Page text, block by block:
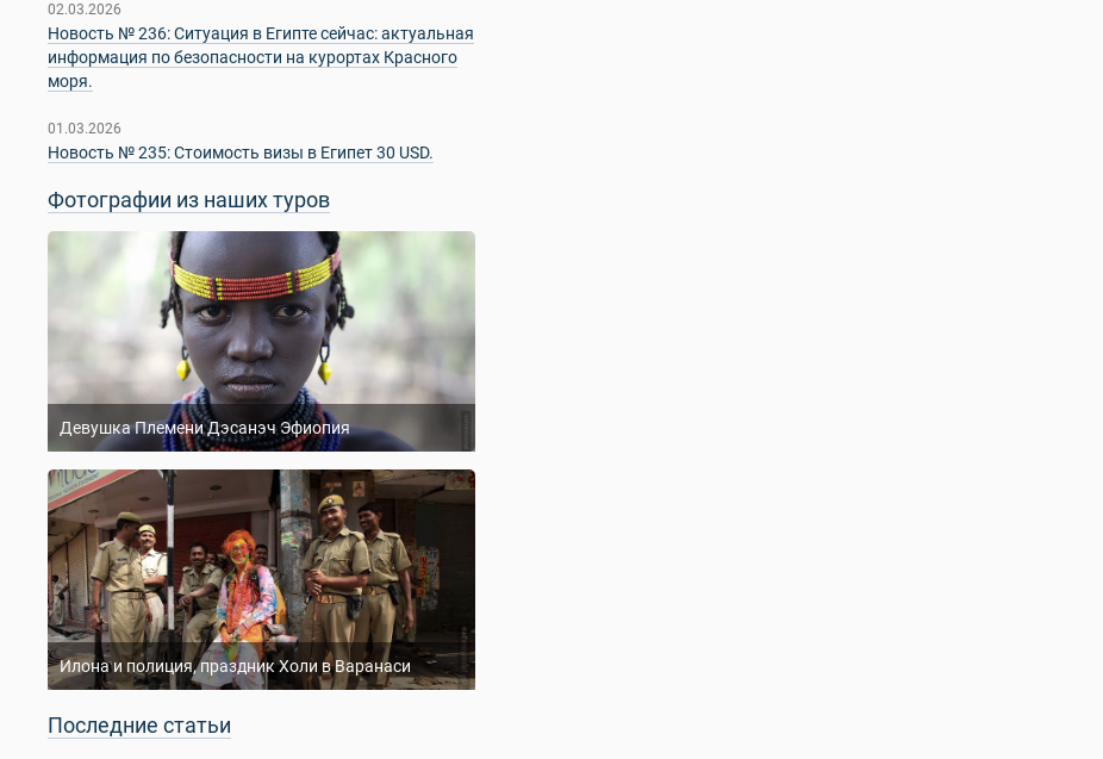
02.03.2026
Новость № 236: Ситуация в Египте сейчас: актуальная
информация по безопасности на курортах Красного
моря.
01.03.2026
Новость № 235: Стоимость визы в Египет 30 USD.
Фотографии из наших туров
Девушка Племени Дэсанэч Эфиопия
Илона и полиция, праздник Холи в Варанаси
Последние статьи